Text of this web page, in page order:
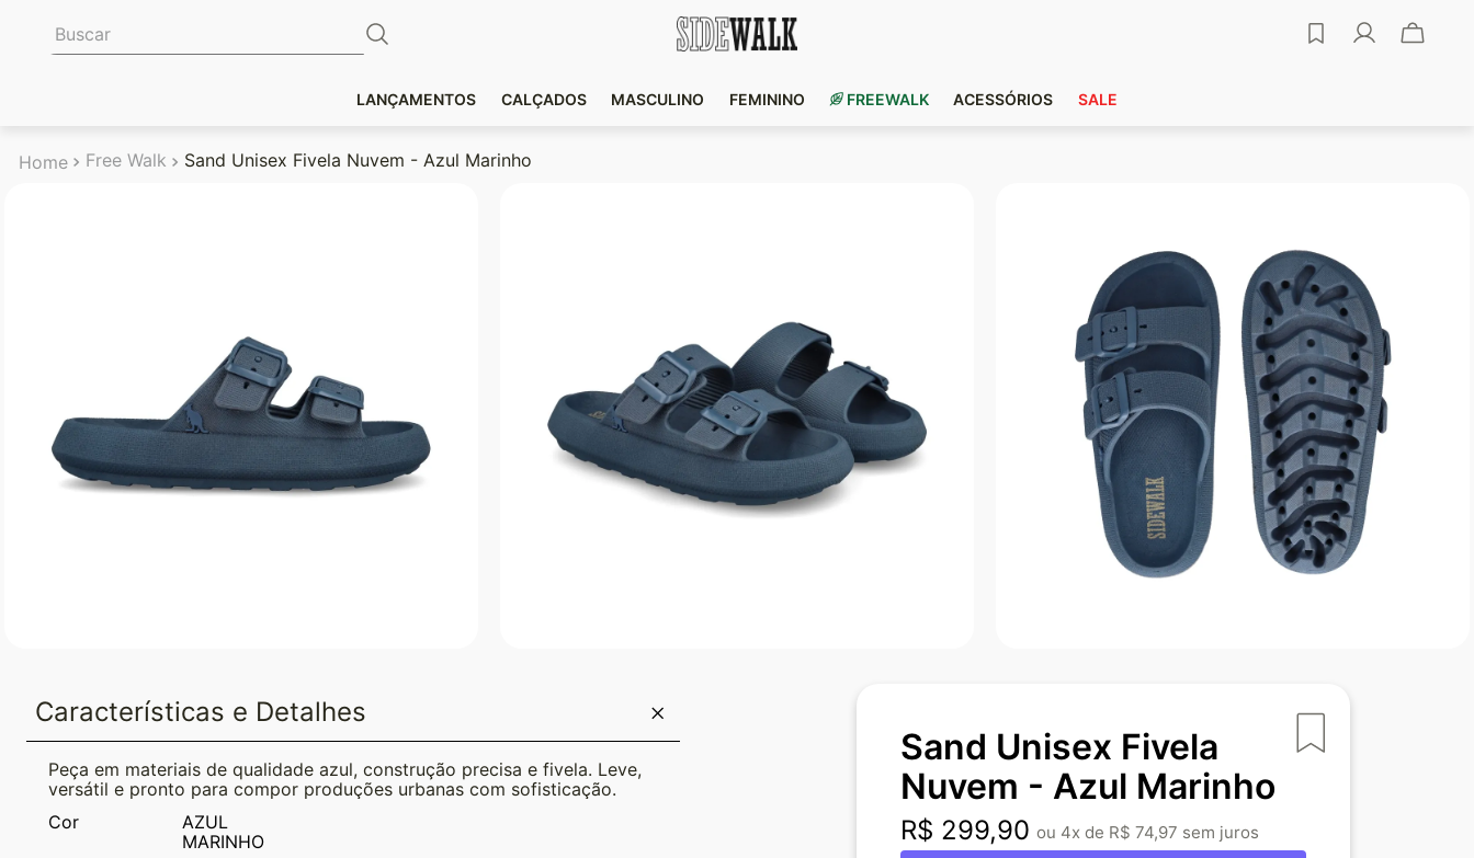
Buscar
LANÇAMENTOS CALÇADOS MASCULINO FEMININO FREEWALK ACESSÓRIOS SALE
Free Walk Sand Unisex Fivela Nuvem - Azul Marinho
Características e Detalhes
Peça em materiais de qualidade azul, construção precisa e fivela. Leve,
versátil e pronto para compor produções urbanas com sofisticação.
Cor
AZUL
MARINHO
Sand Unisex Fivela
Nuvem - Azul Marinho
R$ 299,90 4 R$ 74,97